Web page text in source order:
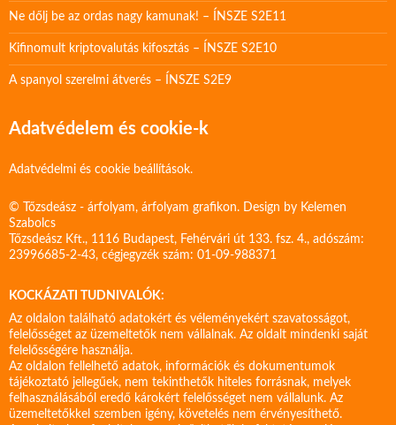
Ne dőlj be az ordas nagy kamunak! – ÍNSZE S2E11
Kifinomult kriptovalutás kifosztás – ÍNSZE S2E10
A spanyol szerelmi átverés – ÍNSZE S2E9
Adatvédelem és cookie-k
Adatvédelmi és cookie beállítások.
© Tőzsdeász - árfolyam, árfolyam grafikon. Design by Kelemen
Szabolcs
Tőzsdeász Kft., 1116 Budapest, Fehérvári út 133. fsz. 4., adószám:
23996685-2-43, cégjegyzék szám: 01-09-988371
KOCKÁZATI TUDNIVALÓK:
Az oldalon található adatokért és véleményekért szavatosságot,
felelősséget az üzemeltetők nem vállalnak. Az oldalt mindenki saját
felelősségére használja.
Az oldalon fellelhető adatok, információk és dokumentumok
tájékoztató jellegűek, nem tekinthetők hiteles forrásnak, melyek
felhasználásából eredő károkért felelősséget nem vállalunk. Az
üzemeltetőkkel szemben igény, követelés nem érvényesíthető.